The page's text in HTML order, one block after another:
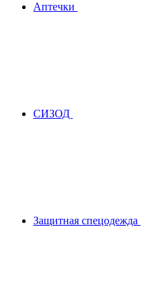
Аптечки
СИЗОД
Защитная спецодежда